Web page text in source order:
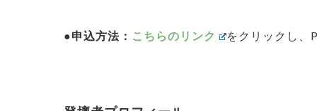
●申込方法： こちらのリンク をクリックし、